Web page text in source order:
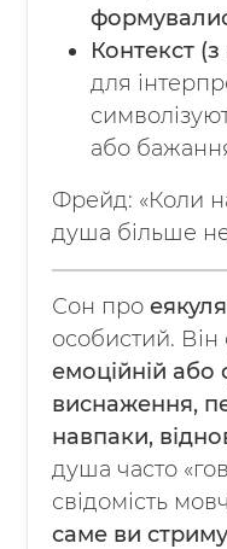
Контекст
для
або
Фрейд: «Коли
душа більше
Сон про
особистий. Він
емоційній або
виснаження,
навпаки,
душа часто
свідомість
саме ви